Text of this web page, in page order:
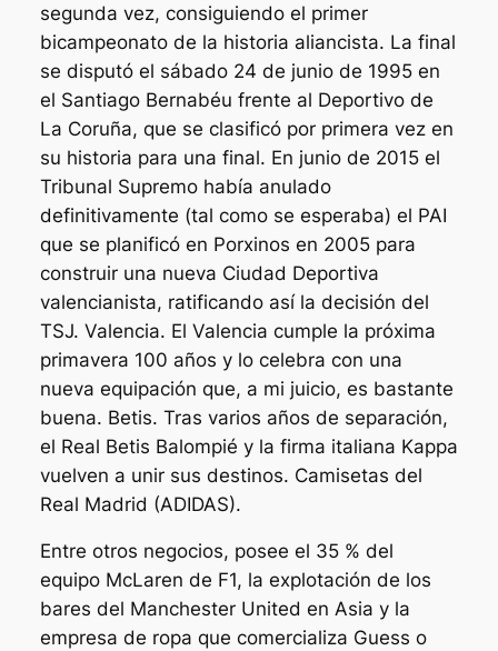
segunda vez, consiguiendo el primer
bicampeonato de la historia aliancista. La final
se disputó el sábado 24 de junio de 1995 en
el Santiago Bernabéu frente al Deportivo de
La Coruña, que se clasificó por primera vez en
su historia para una final. En junio de 2015 el
Tribunal Supremo había anulado
definitivamente (tal como se esperaba) el PAI
que se planificó en Porxinos en 2005 para
construir una nueva Ciudad Deportiva
valencianista, ratificando así la decisión del
TSJ. Valencia. El Valencia cumple la próxima
primavera 100 años y lo celebra con una
nueva equipación que, a mi juicio, es bastante
buena. Betis. Tras varios años de separación,
el Real Betis Balompié y la firma italiana Kappa
vuelven a unir sus destinos. Camisetas del
Real Madrid (ADIDAS).
Entre otros negocios, posee el 35 % del
equipo McLaren de F1, la explotación de los
bares del Manchester United en Asia y la
empresa de ropa que comercializa Guess o